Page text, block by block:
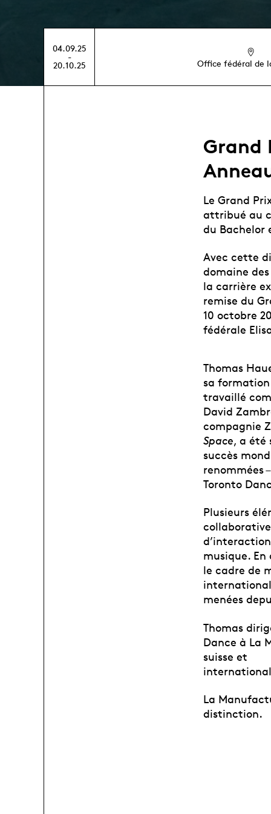
04.09.25
-
20.10.25
Office fédéral de
Grand
Le Grand
attribué au
du Bachelor
Avec cette
domaine
la carrière
remise du
10 octobre
fédérale
Thomas
sa formation
travaillé
David
compagnie
Space, a été
succès
renommées
Toronto
Plusieurs
musique.
le cadre de
menées
Thomas
Dance à La
suisse et
La
distinction.